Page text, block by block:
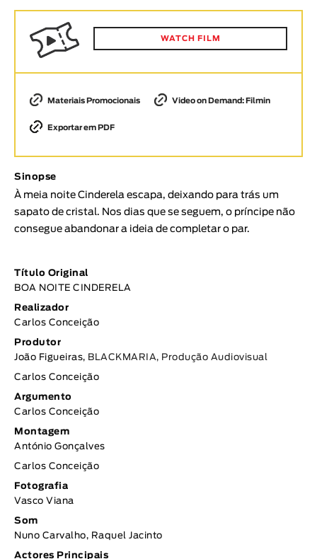
Animar
DURAÇÃO
< / >
GÉNERO
Experimental
Documentário
WATCH FILM
Materiais Promocionais Video on Demand: Filmin
Exportar em PDF
Sinopse
À meia noite Cinderela escapa, deixando para trás um
sapato de cristal. Nos dias que se seguem, o príncipe não
consegue abandonar a ideia de completar o par.
Título Original
BOA NOITE CINDERELA
Realizador
Carlos Conceição
Produtor
João Figueiras, BLACKMARIA, Produção Audiovisual
Carlos Conceição
Argumento
Carlos Conceição
Montagem
António Gonçalves
Carlos Conceição
Fotografia
Vasco Viana
Som
Nuno Carvalho, Raquel Jacinto
Actores Principais